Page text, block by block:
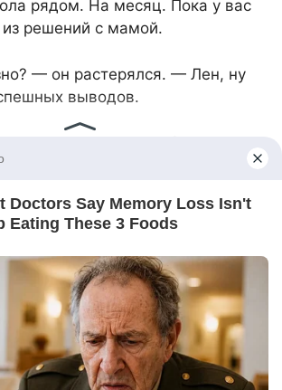
рядом. На месяц. Пока у вас
из решений с мамой.
— он растерялся. — Лен, ну
выводов.
хочу, чтобы мой ребёнок жил
Когда решите с мамой, как
Мы поговорим.
деньги? — он нахмурился. —
— мои, — сказала я. — На